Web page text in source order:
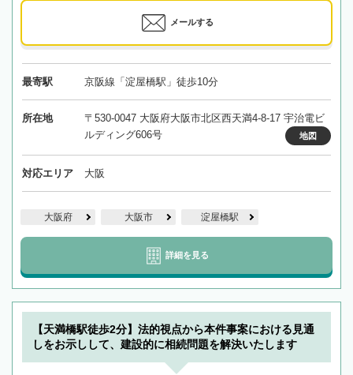
メールする
最寄駅 京阪線「淀屋橋駅」徒歩10分
所在地
〒530-0047 大阪府大阪市北区西天満4-8-17 宇治電ビ
ルディング606号
地図
対応エリア 大阪
大阪府 大阪市 淀屋橋駅
詳細を見る
【天満橋駅徒歩2分】法的視点から本件事案における見通
しをお示しして、建設的に相続問題を解決いたします